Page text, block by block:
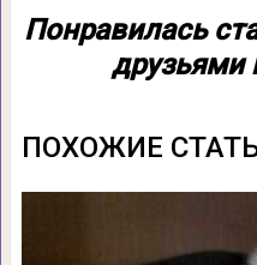
Понравилась
друзьями
ПОХОЖИЕ